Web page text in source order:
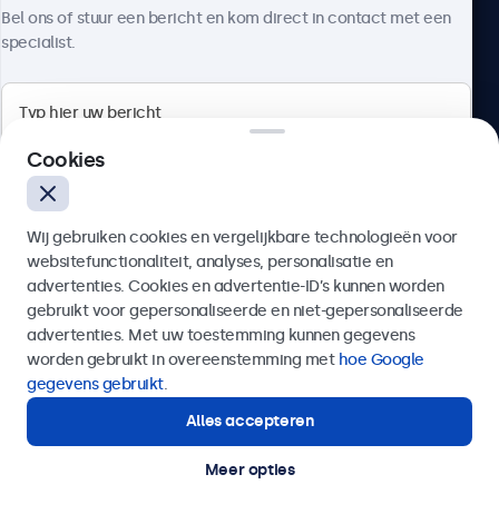
4.8/5 door 5000+ bedrijven
Nederlands
© 2026 Beetronics
Bel ons of stuur een bericht en kom direct in contact met een
specialist.
Verzenden
Of bel ons op
Hulp of advies nodig?
Direct contact met een specialist.
Cookies
Wij gebruiken cookies en vergelijkbare technologieën voor
websitefunctionaliteit, analyses, personalisatie en
advertenties. Cookies en advertentie-ID’s kunnen worden
gebruikt voor gepersonaliseerde en niet-gepersonaliseerde
advertenties. Met uw toestemming kunnen gegevens
worden gebruikt in overeenstemming met hoe Google
gegevens gebruikt.
Alles accepteren
Meer opties